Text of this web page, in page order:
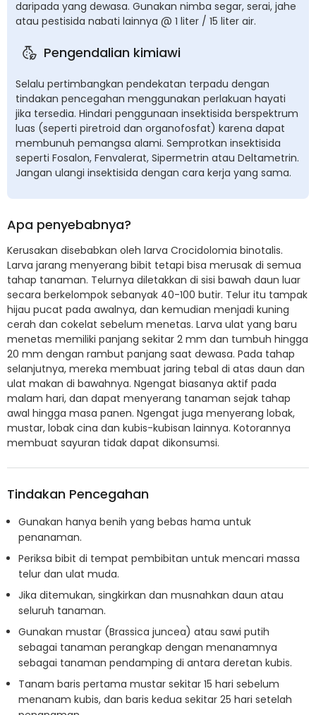
daripada yang dewasa. Gunakan nimba segar, serai, jahe
atau pestisida nabati lainnya @ 1 liter / 15 liter air.
Pengendalian kimiawi
Selalu pertimbangkan pendekatan terpadu dengan
tindakan pencegahan menggunakan perlakuan hayati
jika tersedia. Hindari penggunaan insektisida berspektrum
luas (seperti piretroid dan organofosfat) karena dapat
membunuh pemangsa alami. Semprotkan insektisida
seperti Fosalon, Fenvalerat, Sipermetrin atau Deltametrin.
Jangan ulangi insektisida dengan cara kerja yang sama.
Apa penyebabnya?
Kerusakan disebabkan oleh larva Crocidolomia binotalis.
Larva jarang menyerang bibit tetapi bisa merusak di semua
tahap tanaman. Telurnya diletakkan di sisi bawah daun luar
secara berkelompok sebanyak 40-100 butir. Telur itu tampak
hijau pucat pada awalnya, dan kemudian menjadi kuning
cerah dan cokelat sebelum menetas. Larva ulat yang baru
menetas memiliki panjang sekitar 2 mm dan tumbuh hingga
20 mm dengan rambut panjang saat dewasa. Pada tahap
selanjutnya, mereka membuat jaring tebal di atas daun dan
ulat makan di bawahnya. Ngengat biasanya aktif pada
malam hari, dan dapat menyerang tanaman sejak tahap
awal hingga masa panen. Ngengat juga menyerang lobak,
mustar, lobak cina dan kubis-kubisan lainnya. Kotorannya
membuat sayuran tidak dapat dikonsumsi.
Tindakan Pencegahan
Gunakan hanya benih yang bebas hama untuk
penanaman.
Periksa bibit di tempat pembibitan untuk mencari massa
telur dan ulat muda.
Jika ditemukan, singkirkan dan musnahkan daun atau
seluruh tanaman.
Gunakan mustar (Brassica juncea) atau sawi putih
sebagai tanaman perangkap dengan menanamnya
sebagai tanaman pendamping di antara deretan kubis.
Tanam baris pertama mustar sekitar 15 hari sebelum
menanam kubis, dan baris kedua sekitar 25 hari setelah